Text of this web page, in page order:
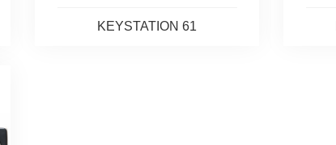
KEYSTATION 61